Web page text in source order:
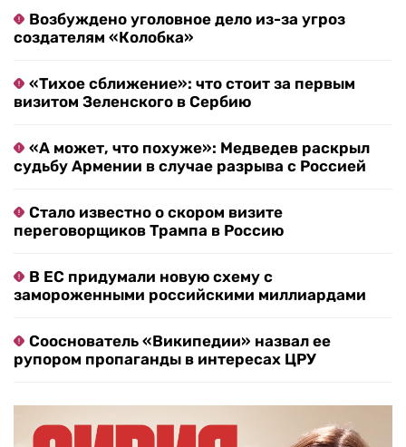
Возбуждено уголовное дело из-за угроз
создателям «Колобка»
«Тихое сближение»: что стоит за первым
визитом Зеленского в Сербию
«А может, что похуже»: Медведев раскрыл
судьбу Армении в случае разрыва с Россией
Стало известно о скором визите
переговорщиков Трампа в Россию
В ЕС придумали новую схему с
замороженными российскими миллиардами
Сооснователь «Википедии» назвал ее
рупором пропаганды в интересах ЦРУ